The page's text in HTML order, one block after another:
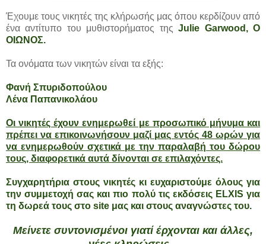
Έχουμε τους νικητές της κλήρωσής μας όπου κερδίζουν από
ένα αντίτυπο του μυθιστορήματος της Julie Garwood, Ο
ΟΙΩΝΟΣ.
Τα ονόματα των νικητών είναι τα εξής:
Φανή Σπυριδοπούλου
Λένα Παπανικολάου
Οι νικητές έχουν ενημερωθεί με προσωπικό μήνυμα και
πρέπει να επικοινωνήσουν μαζί μας εντός 48 ωρών για
να ενημερωθούν σχετικά με την παραλαβή του δώρου
τους, διαφορετικά αυτά δίνονται σε επιλαχόντες.
Συγχαρητήρια στους νικητές κι ευχαριστούμε όλους για
την συμμετοχή σας και πιο πολύ τις εκδόσεις ELXIS για
τη δωρεά τους στο site μας και στους αναγνώστες του.
Μείνετε συντονισμένοι γιατί έρχονται και άλλες,